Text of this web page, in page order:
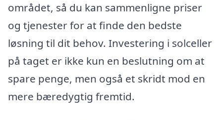
området, så du kan sammenligne priser
og tjenester for at finde den bedste
løsning til dit behov. Investering i solceller
på taget er ikke kun en beslutning om at
spare penge, men også et skridt mod en
mere bæredygtig fremtid.